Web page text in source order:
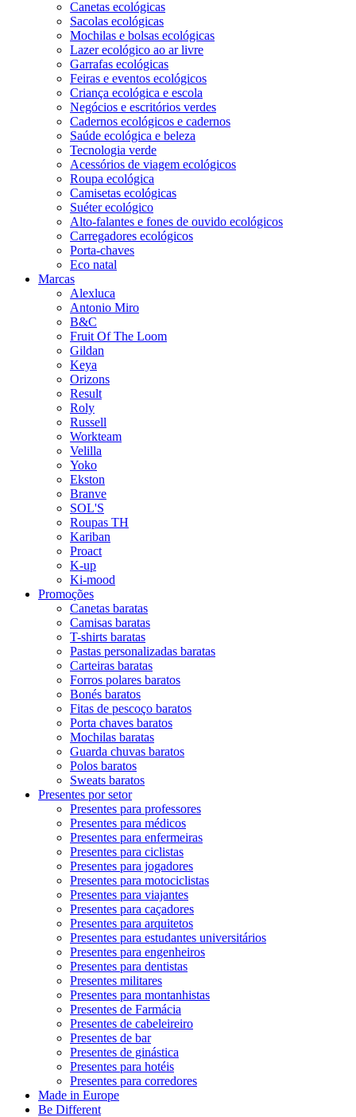
Canetas ecológicas
Sacolas ecológicas
Mochilas e bolsas ecológicas
Lazer ecológico ao ar livre
Garrafas ecológicas
Feiras e eventos ecológicos
Criança ecológica e escola
Negócios e escritórios verdes
Cadernos ecológicos e cadernos
Saúde ecológica e beleza
Tecnologia verde
Acessórios de viagem ecológicos
Roupa ecológica
Camisetas ecológicas
Suéter ecológico
Alto-falantes e fones de ouvido ecológicos
Carregadores ecológicos
Porta-chaves
Eco natal
Marcas
Alexluca
Antonio Miro
B&C
Fruit Of The Loom
Gildan
Keya
Orizons
Result
Roly
Russell
Workteam
Velilla
Yoko
Ekston
Branve
SOL'S
Roupas TH
Kariban
Proact
K-up
Ki-mood
Promoções
Canetas baratas
Camisas baratas
T-shirts baratas
Pastas personalizadas baratas
Carteiras baratas
Forros polares baratos
Bonés baratos
Fitas de pescoço baratos
Porta chaves baratos
Mochilas baratas
Guarda chuvas baratos
Polos baratos
Sweats baratos
Presentes por setor
Presentes para professores
Presentes para médicos
Presentes para enfermeiras
Presentes para ciclistas
Presentes para jogadores
Presentes para motociclistas
Presentes para viajantes
Presentes para caçadores
Presentes para arquitetos
Presentes para estudantes universitários
Presentes para engenheiros
Presentes para dentistas
Presentes militares
Presentes para montanhistas
Presentes de Farmácia
Presentes de cabeleireiro
Presentes de bar
Presentes de ginástica
Presentes para hotéis
Presentes para corredores
Made in Europe
Be Different